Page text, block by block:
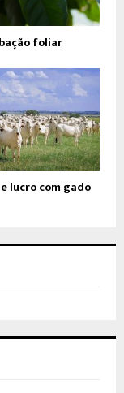
foliar
lucro com gado